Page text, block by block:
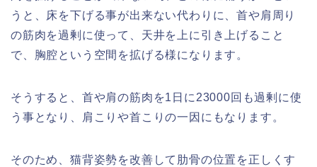
うと、床を下げる事が出来ない代わりに、首や肩周り
の筋肉を過剰に使って、天井を上に引き上げること
で、胸腔という空間を拡げる様になります。
そうすると、首や肩の筋肉を1日に23000回も過剰に使
う事となり、肩こりや首こりの一因にもなります。
そのため、猫背姿勢を改善して肋骨の位置を正しくす